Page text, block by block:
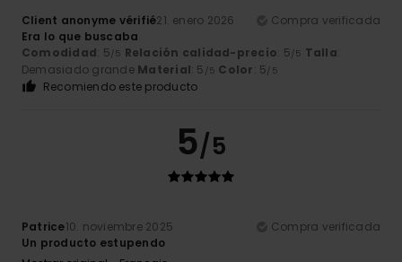
Client anonyme vérifié21. enero 2026
Compra verificada
Era lo que buscaba
Comodidad: 5/5 Relación calidad-precio: 5/5 Talla:
Demasiado grande Material: 5 /5 Color: 5/5
Recomiendo este producto
5/5
Patrice10. noviembre 2025
Compra verificada
Un producto estupendo